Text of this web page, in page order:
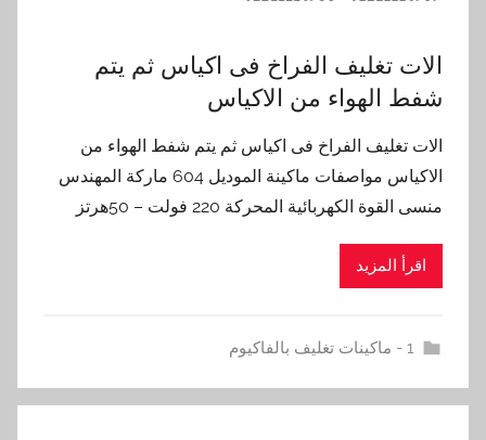
الات تغليف الفراخ فى اكياس ثم يتم
شفط الهواء من الاكياس
الات تغليف الفراخ فى اكياس ثم يتم شفط الهواء من
الاكياس مواصفات ماكينة الموديل 604 ماركة المهندس
منسى القوة الكهربائية المحركة 220 فولت – 50هرتز
اقرأ المزيد
1 - ماكينات تغليف بالفاكيوم